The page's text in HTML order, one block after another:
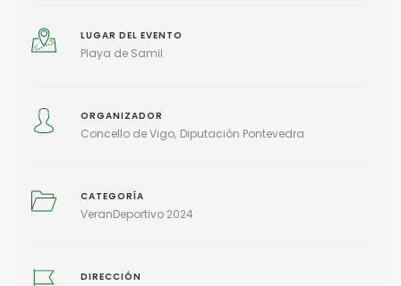
LUGAR DEL EVENTO
Playa de Samil
ORGANIZADOR
Concello de Vigo Diputación Pontevedra
CATEGORÍA
VeranDeportivo 2024
DIRECCIÓN